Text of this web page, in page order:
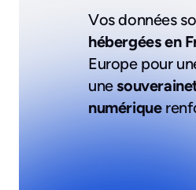
Vos données
hébergées en
Europe pour
une
numérique